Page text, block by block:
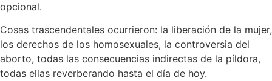
opcional.
Cosas trascendentales ocurrieron: la liberación de la mujer,
los derechos de los homosexuales, la controversia del
aborto, todas las consecuencias indirectas de la píldora,
todas ellas reverberando hasta el día de hoy.